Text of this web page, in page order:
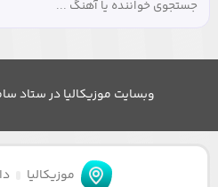
وبسایت موزیکالیا در ستاد
موزیکالیا